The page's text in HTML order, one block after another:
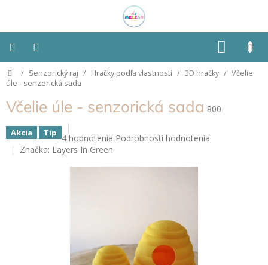
KOŠÍK
Montessori
Detská
izba
Senzorické
pomôcky
Domov
/ Senzorický raj / Hračky podľa vlastností / 3D hračky / Včelie
úle - senzorická sada
Včelie úle - senzorická sada 800
Akcia Tip Priemerné
hodnotenie
4 hodnotenia Podrobnosti hodnotenia
Značka: Layers In Green